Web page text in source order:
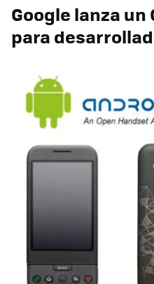
Google lanza un
para